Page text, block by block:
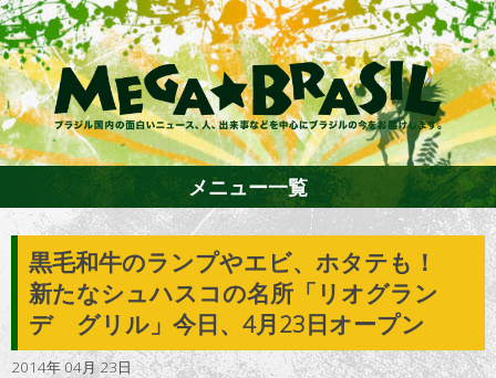
ホーム
ファション
メニュー一覧
黒毛和牛のランプやエビ、ホタテも！
新たなシュハスコの名所「リオグラン
デ グリル」今日、4月23日オープン
2014年 04月 23日